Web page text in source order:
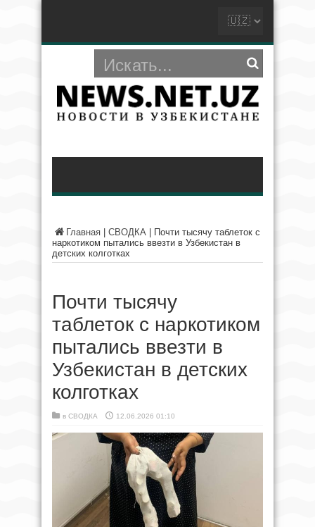
Главная СВОДКА
Почти тысячу таблеток с
наркотиком пытались ввезти в Узбекистан в
детских колготках
Почти тысячу
таблеток с наркотиком
пытались ввезти в
Узбекистан в детских
колготках
в СВОДКА 12.06.2026 01:10